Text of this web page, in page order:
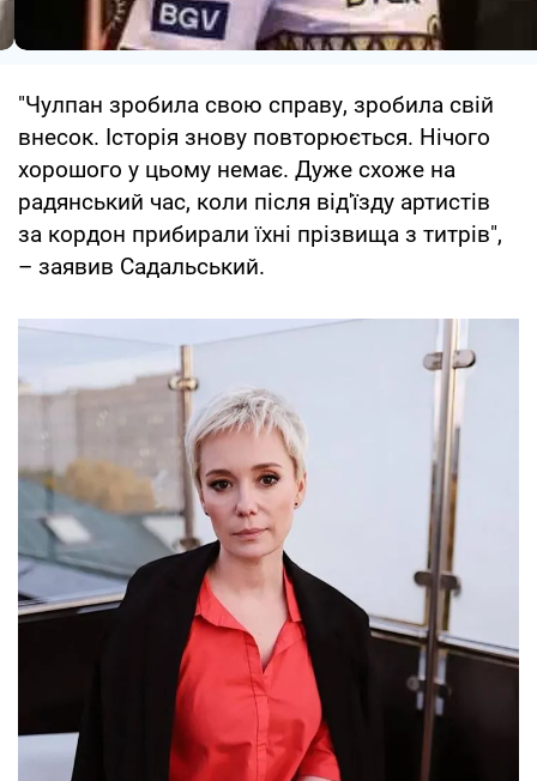
"Чулпан зробила свою справу, зробила свій
внесок. Історія знову повторюється. Нічого
хорошого у цьому немає. Дуже схоже на
радянський час, коли після від'їзду артистів
за кордон прибирали їхні прізвища з титрів",
– заявив Садальський.